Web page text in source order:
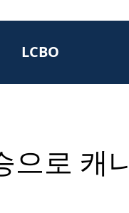
LCBO
으로 캐